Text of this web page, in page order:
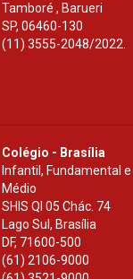
Tamboré , Barueri
SP, 06460-130
(11) 3555-2048/2022.
Colégio - Brasília
Infantil, Fundamental e
Médio
SHIS Ql 05 Chác. 74
Lago Sul, Brasília
DF, 71600-500
(61) 2106-9000